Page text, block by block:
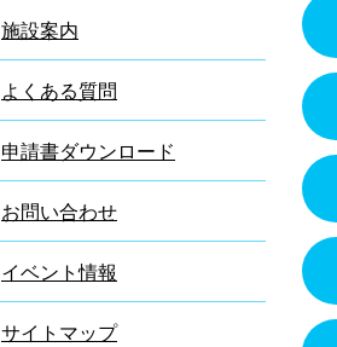
施設案内
よくある質問
申請書ダウンロード
お問い合わせ
イベント情報
サイトマップ